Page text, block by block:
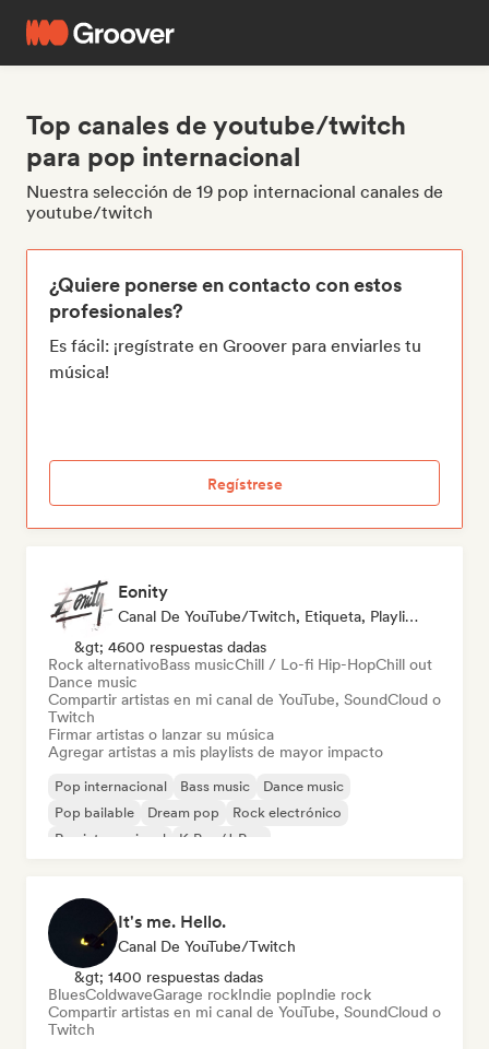
Top canales de youtube/twitch
para pop internacional
Nuestra selección de 19 pop internacional canales de
youtube/twitch
¿Quiere ponerse en contacto con estos
profesionales?
Es fácil: ¡regístrate en Groover para enviarles tu
música!
Regístrese
Eonity
Canal De YouTube/Twitch, Etiqueta, Playlist Curator
&gt; 4600 respuestas dadas
Rock alternativoBass musicChill / Lo-fi Hip-HopChill out
Dance music
Compartir artistas en mi canal de YouTube, SoundCloud o
Twitch
Firmar artistas o lanzar su música
Agregar artistas a mis playlists de mayor impacto
Pop internacional Bass music
Dance music
Pop bailable
Dream pop
Rock electrónico
Rap internacional
K-Pop/J-Pop
It's me. Hello.
Canal De YouTube/Twitch
&gt; 1400 respuestas dadas
BluesColdwaveGarage rockIndie popIndie rock
Compartir artistas en mi canal de YouTube, SoundCloud o
Twitch